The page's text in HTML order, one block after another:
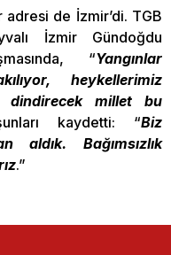
de İzmir’di. TGB
İzmir Gündoğdu
“Yangınlar
heykellerimiz
dindirecek millet bu
kaydetti: “Biz
aldık. Bağımsızlık
.”